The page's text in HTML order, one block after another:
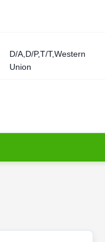
D/A,D/P,T/T,Western
Union